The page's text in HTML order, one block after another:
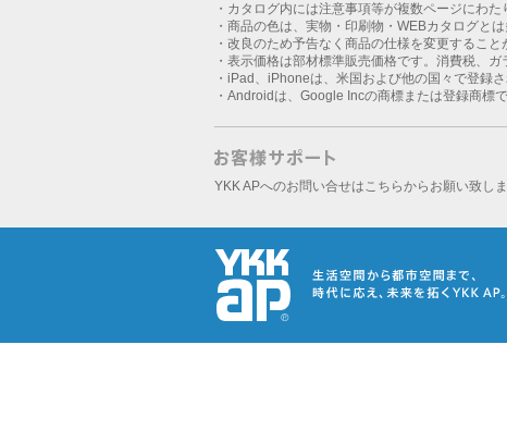
・カタログ内には注意事項等が複数ページにわ
・商品の色は、実物・印刷物・WEBカタログと
・改良のため予告なく商品の仕様を変更するこ
・表示価格は部材標準販売価格です。消費税、
・iPad、iPhoneは、米国および他の国々で登録
・Androidは、Google Incの商標または登録商標で
YKK APへのお問い合せはこちらからお願い致しま